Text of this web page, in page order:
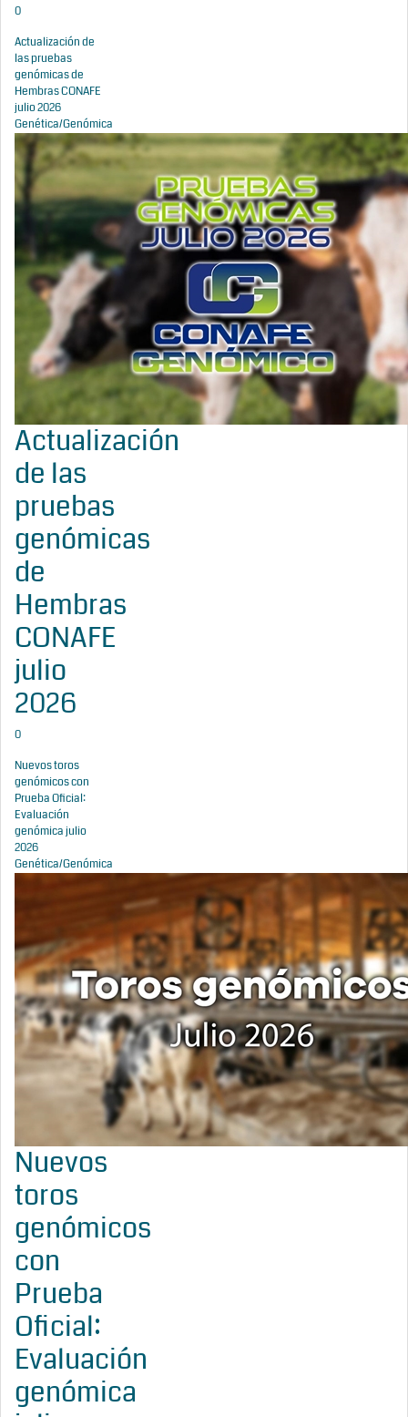
0
Actualización de
las pruebas
genómicas de
Hembras CONAFE
julio 2026
Genética/Genómica
Actualización
de las
pruebas
genómicas
de
Hembras
CONAFE
julio
2026
0
Nuevos toros
genómicos con
Prueba Oficial:
Evaluación
genómica julio
2026
Genética/Genómica
Nuevos
toros
genómicos
con
Prueba
Oficial:
Evaluación
genómica